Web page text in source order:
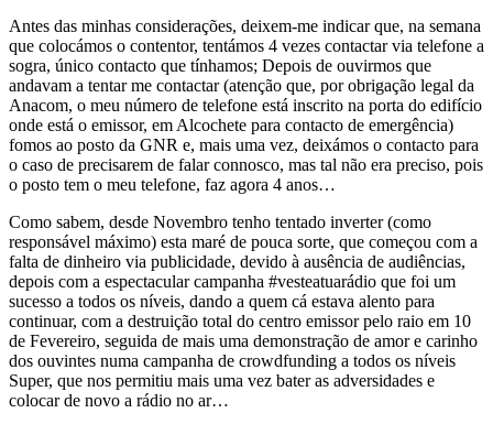
Antes das minhas considerações, deixem-me indicar que, na semana
que colocámos o contentor, tentámos 4 vezes contactar via telefone a
sogra, único contacto que tínhamos; Depois de ouvirmos que
andavam a tentar me contactar (atenção que, por obrigação legal da
Anacom, o meu número de telefone está inscrito na porta do edifício
onde está o emissor, em Alcochete para contacto de emergência)
fomos ao posto da GNR e, mais uma vez, deixámos o contacto para
o caso de precisarem de falar connosco, mas tal não era preciso, pois
o posto tem o meu telefone, faz agora 4 anos…
Como sabem, desde Novembro tenho tentado inverter (como
responsável máximo) esta maré de pouca sorte, que começou com a
falta de dinheiro via publicidade, devido à ausência de audiências,
depois com a espectacular campanha #vesteatuarádio que foi um
sucesso a todos os níveis, dando a quem cá estava alento para
continuar, com a destruição total do centro emissor pelo raio em 10
de Fevereiro, seguida de mais uma demonstração de amor e carinho
dos ouvintes numa campanha de crowdfunding a todos os níveis
Super, que nos permitiu mais uma vez bater as adversidades e
colocar de novo a rádio no ar…